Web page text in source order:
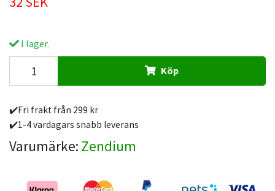
I lager.
Köp
✔️Fri frakt från 299 kr
✔️1-4 vardagars snabb leverans
Varumärke: Zendium